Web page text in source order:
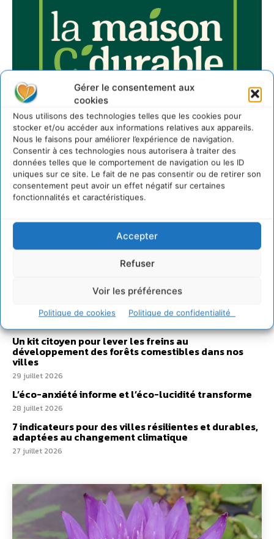
Gérer le consentement aux
cookies
Nous utilisons des technologies telles que les cookies pour
stocker et/ou accéder aux informations relatives aux appareils.
Nous le faisons pour améliorer l’expérience de navigation.
Consentir à ces technologies nous autorisera à traiter des
données telles que le comportement de navigation ou les ID
uniques sur ce site. Le fait de ne pas consentir ou de retirer son
consentement peut avoir un effet négatif sur certaines
fonctionnalités et caractéristiques.
Accepter
Refuser
Voir les préférences
Politique de cookies Politique de confidentialité
Sur Cdurable
Comment le sol français a perdu sa mémoire
hydrique et déréglé tout le territoire (2020-2026)
Développer notre attention aux espèces vivantes
non humaines avec les communs de Zoepolis
Un kit citoyen pour lever les freins au
développement des forêts comestibles dans nos
villes
29 juillet 2026
L’éco-anxiété informe et l’éco-lucidité transforme
28 juillet 2026
7 indicateurs pour des villes résilientes et durables,
adaptées au changement climatique
27 juillet 2026